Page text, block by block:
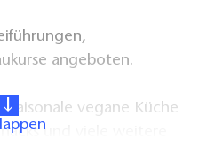
angeboten.
saisonale vegane Küche
und viele weitere